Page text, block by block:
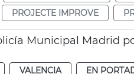
PROJECTE IMPROVE
Municipal Madrid
VALENCIA EN